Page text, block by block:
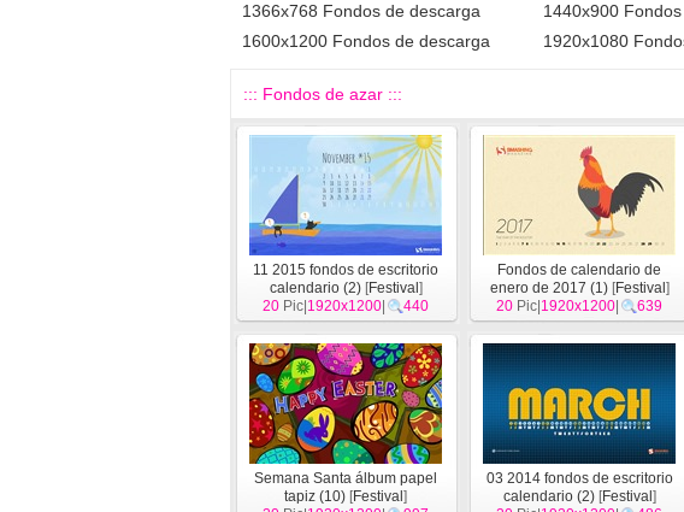
1366x768 Fondos de descarga
1440x900
1600x1200 Fondos de descarga
1920x1080
::: Fondos de azar :::
11 2015 fondos de escritorio
calendario (2)[Festival ]
20 Pic| 1920x1200 440
Fondos de calendario de
enero de 2017 (1)[Festival ]
20 Pic| 1920x1200 639
Semana Santa álbum papel
tapiz (10) [Festival ]
03 2014 fondos de escritorio
calendario (2)[Festival ]